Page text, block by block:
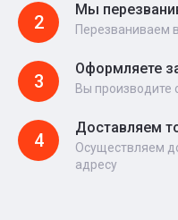
2
Мы
Перезваниваем
3
Оформляете
Вы
4
Доставляем
Осуществляем
адресу